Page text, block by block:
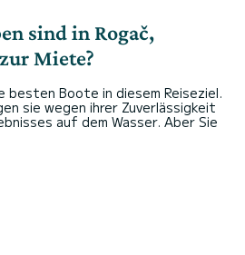
sind in Rogač,
Miete?
Boote in diesem Reiseziel.
sie wegen ihrer Zuverlässigkeit
auf dem Wasser. Aber Sie